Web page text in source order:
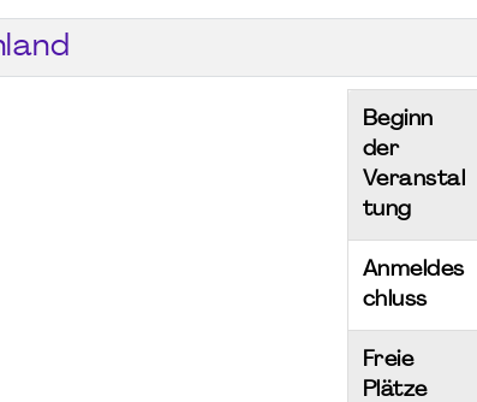
Beginn
der
Veranstal
tung
Anmeldes
chluss
Freie
Plätze